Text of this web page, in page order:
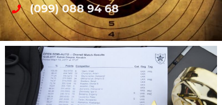
(099) 088 94 68